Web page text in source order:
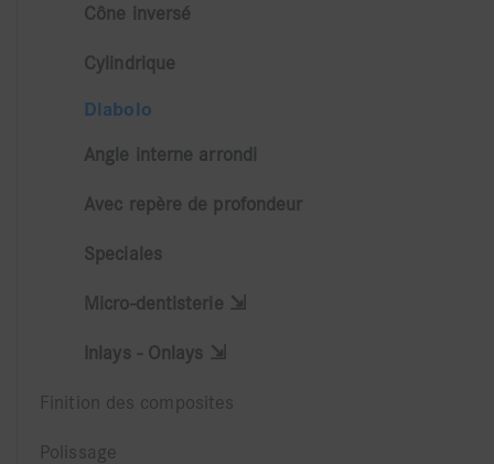
Cône inversé
Cylindrique
Diabolo
Angle interne arrondi
Avec repère de profondeur
Speciales
Micro-dentisterie ⇲
Inlays - Onlays ⇲
Finition des composites
Polissage